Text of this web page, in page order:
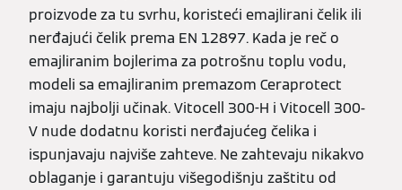
proizvode za tu svrhu, koristeći emajlirani čelik ili
nerđajući čelik prema EN 12897. Kada je reč o
emajliranim bojlerima za potrošnu toplu vodu,
modeli sa emajliranim premazom Ceraprotect
imaju najbolji učinak. Vitocell 300-H i Vitocell 300-
V nude dodatnu koristi nerđajućeg čelika i
ispunjavaju najviše zahteve. Ne zahtevaju nikakvo
oblaganje i garantuju višegodišnju zaštitu od